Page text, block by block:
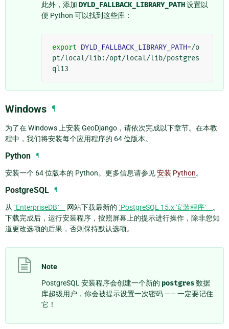
此外，添加 DYLD_FALLBACK_LIBRARY_PATH设置以
便 Python 可以找到这些库：
export DYLD_FALLBACK_LIBRARY_PATH=/o
pt/local/lib:/opt/local/lib/postgres
Windows ¶
为了在 Windows 上安装 GeoDjango，请依次完成以下章节。在本教
程中，我们将安装每个应用程序的 64 位版本。
Python ¶
安装一个 64 位版本的 Python。更多信息请参见安装 Python。
PostgreSQL ¶
从 `EnterpriseDB`__ 网站下载最新的 `PostgreSQL 15.x 安装程序`__ 。
下载完成后，运行安装程序，按照屏幕上的提示进行操作，除非您知
道更改选项的后果，否则保持默认选项。
Note
PostgreSQL 安装程序会创建一个新的 postgres数据
库超级用户，你会被提示设置一次密码 —— 一定要记住
它！